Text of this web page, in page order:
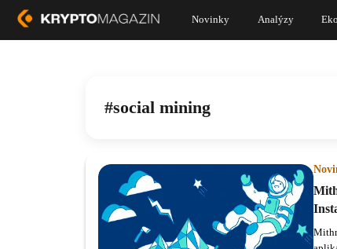
Novinky Analýzy
social mining